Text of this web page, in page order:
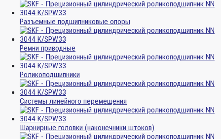
Разъемные подшипниковые опоры
Ремни приводные
Роликоподшипники
Системы линейного перемещения
Шарнирные головки (наконечники штоков)